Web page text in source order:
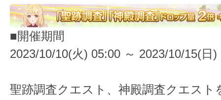
■開催期間
2023/10/10(火) 05:00 ～ 2023/10/15(日)
聖跡調査クエスト、神殿調査クエスト